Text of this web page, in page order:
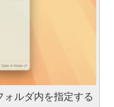
ルダ内を指定する